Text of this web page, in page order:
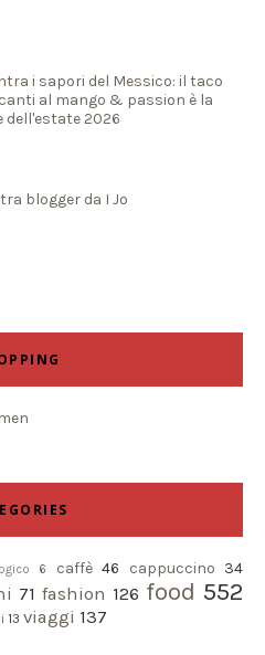
i sapori del Messico: il taco
al mango & passion è la
2026
blogger da I Jo
6 caffè 46 cappuccino 34
71 fashion 126 food 552
13 viaggi 137